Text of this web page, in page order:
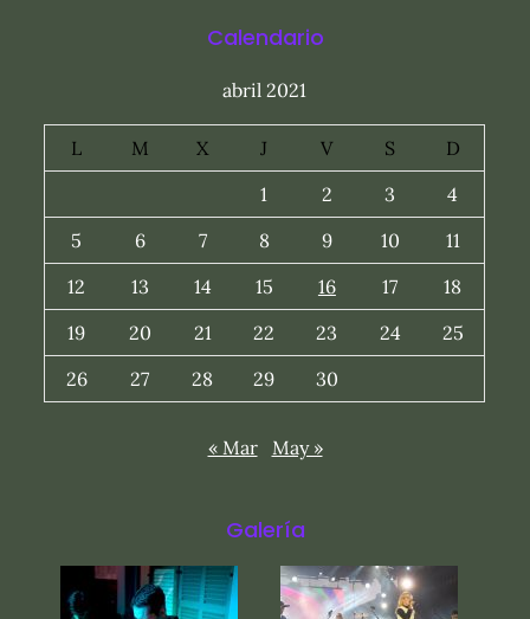
Calendario
abril 2021
L M X J V S
D
1
2 3
4
5
6 7 8 9 10
11
12
13 14 15 16 17
18
19
20 21 22 23 24
25
26
27 28 29 30
« Mar May »
Galería